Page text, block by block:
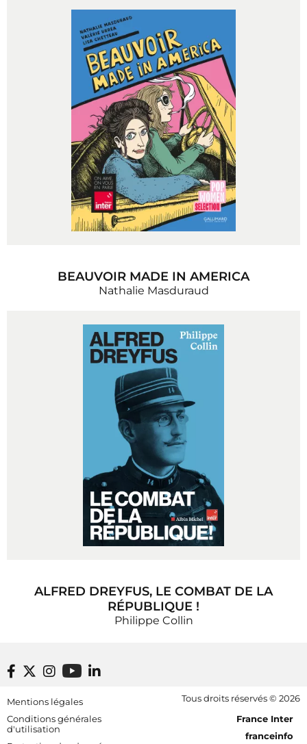
BEAUVOIR MADE IN AMERICA
Nathalie Masduraud
ALFRED DREYFUS, LE COMBAT DE LA
RÉPUBLIQUE !
Philippe Collin
Footer bottom
Mentions légales
Conditions générales
d'utilisation
Tous droits réservés © 2026
[RDF] Pied de page - Mobile
France Inter
franceinfo